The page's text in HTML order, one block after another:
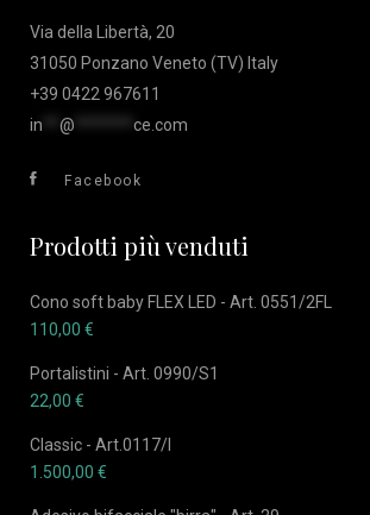
Via della Libertà, 20
31050 Ponzano Veneto (TV) Italy
+39 0422 967611
in
@ ce.com
Facebook
Prodotti più venduti
Cono soft baby FLEX LED - Art. 0551/2FL
110,00 €
Portalistini - Art. 0990/S1
22,00 €
Classic - Art.0117/I
1.500,00 €